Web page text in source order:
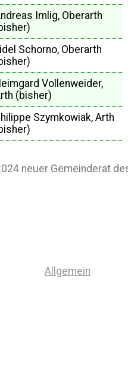
Imlig, Oberarth
Schorno, Oberarth
Vollenweider,
(bisher)
Szymkowiak, Arth
neuer Gemeinderat
Allgemein